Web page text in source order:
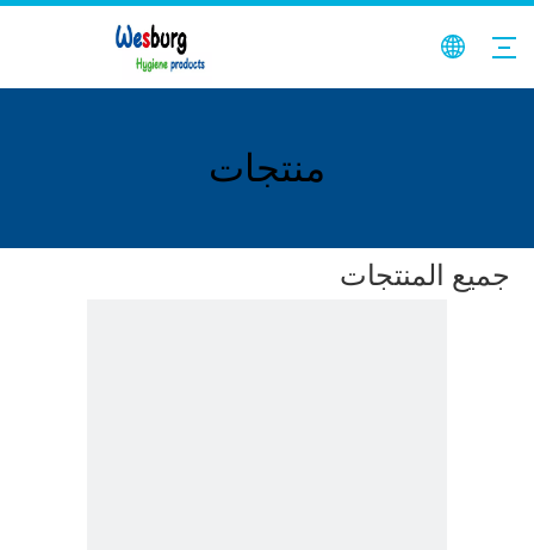
منتجات
جميع المنتجات